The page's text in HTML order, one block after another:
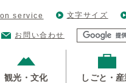
service 文字サイズ
お問い合わせ
観光・文化 しごと・産